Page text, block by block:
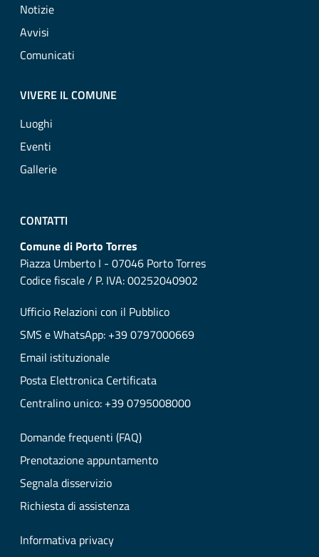
Notizie
Avvisi
Comunicati
VIVERE IL COMUNE
Luoghi
Eventi
Gallerie
CONTATTI
Comune di Porto Torres
Piazza Umberto I - 07046 Porto Torres
Codice fiscale / P. IVA: 00252040902
Ufficio Relazioni con il Pubblico
SMS e WhatsApp: +39 0797000669
Email istituzionale
Posta Elettronica Certificata
Centralino unico: +39 0795008000
Domande frequenti (FAQ)
Prenotazione appuntamento
Segnala disservizio
Richiesta di assistenza
Informativa privacy